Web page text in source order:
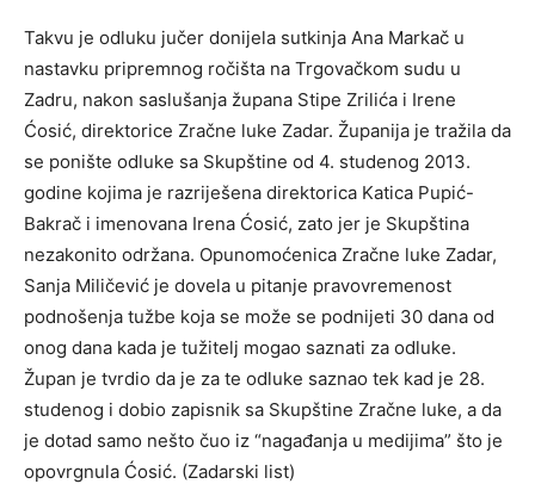
Takvu je odluku jučer donijela sutkinja Ana Markač u
nastavku pripremnog ročišta na Trgovačkom sudu u
Zadru, nakon saslušanja župana Stipe Zrilića i Irene
Ćosić, direktorice Zračne luke Zadar. Županija je tražila da
se ponište odluke sa Skupštine od 4. studenog 2013.
godine kojima je razriješena direktorica Katica Pupić-
Bakrač i imenovana Irena Ćosić, zato jer je Skupština
nezakonito održana. Opunomoćenica Zračne luke Zadar,
Sanja Miličević je dovela u pitanje pravovremenost
podnošenja tužbe koja se može se podnijeti 30 dana od
onog dana kada je tužitelj mogao saznati za odluke.
Župan je tvrdio da je za te odluke saznao tek kad je 28.
studenog i dobio zapisnik sa Skupštine Zračne luke, a da
je dotad samo nešto čuo iz “nagađanja u medijima” što je
opovrgnula Ćosić. (Zadarski list)